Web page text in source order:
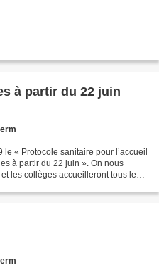
à partir du 22 juin
« Protocole sanitaire pour l’accueil
à partir du 22 juin ». On nous
les collèges accueilleront tous les